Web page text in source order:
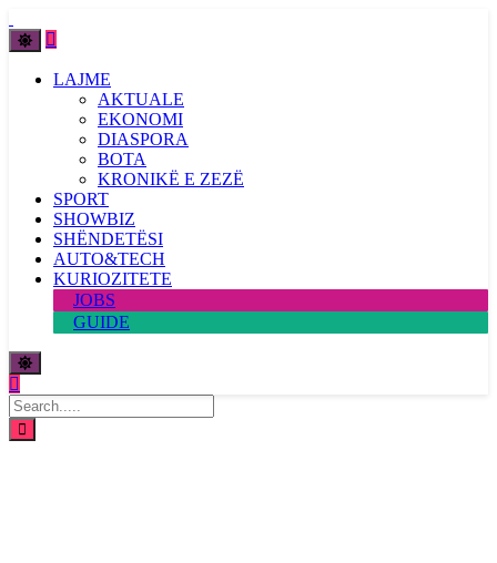
LAJME
AKTUALE
EKONOMI
DIASPORA
BOTA
KRONIKË E ZEZË
SPORT
SHOWBIZ
SHËNDETËSI
AUTO&TECH
KURIOZITETE
JOBS
GUIDE